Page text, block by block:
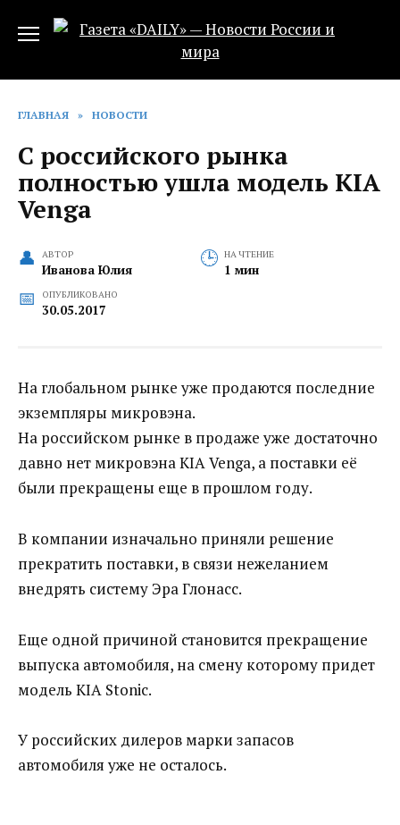
ГЛАВНАЯ » НОВОСТИ
С российского рынка
полностью ушла модель KIA
Venga
АВТОР
Иванова Юлия
НА ЧТЕНИЕ
1 мин
ОПУБЛИКОВАНО
30.05.2017
На глобальном рынке уже продаются последние
экземпляры микровэна.
На российском рынке в продаже уже достаточно
давно нет микровэна KIA Venga, а поставки её
были прекращены еще в прошлом году.
В компании изначально приняли решение
прекратить поставки, в связи нежеланием
внедрять систему Эра Глонасс.
Еще одной причиной становится прекращение
выпуска автомобиля, на смену которому придет
модель KIA Stonic.
У российских дилеров марки запасов
автомобиля уже не осталось.